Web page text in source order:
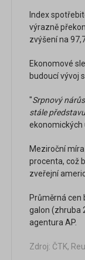
Index
výrazně
zvýšení na
Ekonomové
budoucí vývoj
"Srpnový
stále
ekonomických
Meziroční
procenta, což
zveřejní
Průměrná cen
galon (zhruba
agentura AP.
Zdroj: ČTK,